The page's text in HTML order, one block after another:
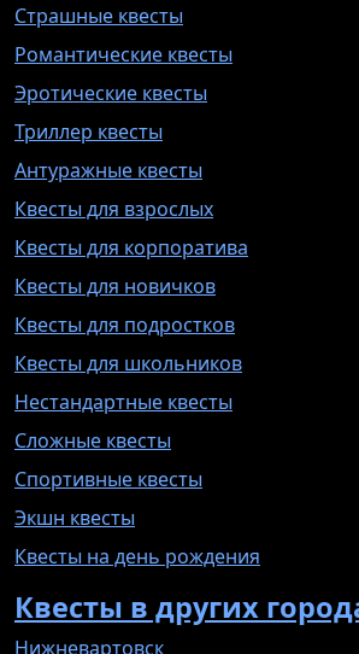
Страшные квесты
Романтические квесты
Эротические квесты
Триллер квесты
Антуражные квесты
Квесты для взрослых
Квесты для корпоратива
Квесты для новичков
Квесты для подростков
Квесты для школьников
Нестандартные квесты
Сложные квесты
Спортивные квесты
Экшн квесты
Квесты на день рождения
Квесты в других
Нижневартовск